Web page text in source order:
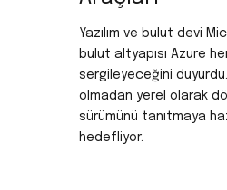
Yazılım ve bulut devi
bulut altyapısı Azure
sergileyeceğini
olmadan yerel olarak
sürümünü tanıtmaya
hedefliyor.